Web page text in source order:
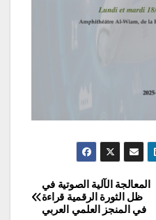
المعالجة الآلية الصوتية في
ظل الثورة الرقمية قراءة
في المنجز العلمي العربي